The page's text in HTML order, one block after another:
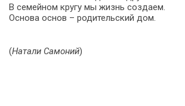
В семейном кругу мы жизнь создаем.
Основа основ – родительский дом.
(Натали Самоний)